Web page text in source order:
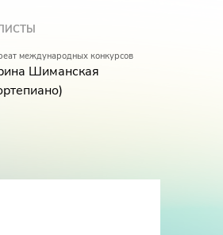
международных конкурсов
Шиманская